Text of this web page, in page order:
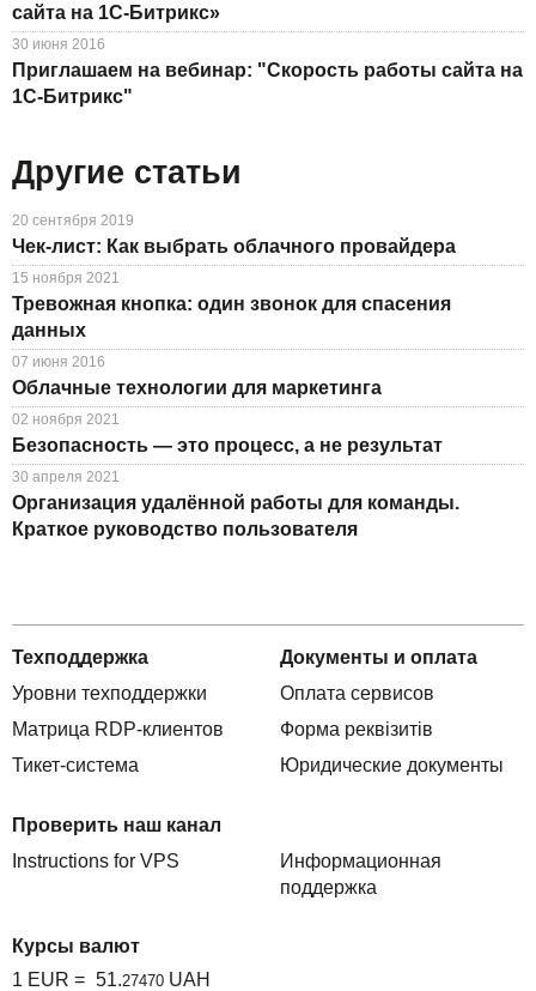
сайта на 1С-Битрикс»
30 июня 2016
Приглашаем на вебинар: "Скорость работы сайта на
1С-Битрикс"
Другие статьи
20 сентября 2019
Чек-лист: Как выбрать облачного провайдера
15 ноября 2021
Тревожная кнопка: один звонок для спасения
данных
07 июня 2016
Облачные технологии для маркетинга
02 ноября 2021
Безопасность — это процесс, а не результат
30 апреля 2021
Организация удалённой работы для команды.
Краткое руководство пользователя
Техподдержка
Уровни техподдержки
Матрица RDP-клиентов
Тикет-система
Документы и оплата
Оплата сервисов
Форма реквізитів
Юридические документы
Проверить наш канал
Instructions for VPS
Информационная
поддержка
Курсы валют
1 EUR = 51.27470 UAH